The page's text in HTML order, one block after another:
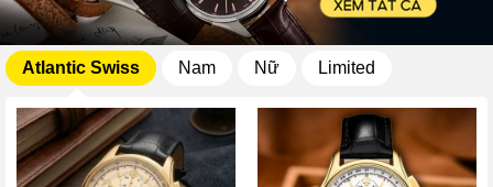
Atlantic Swiss Nam Nữ Limited